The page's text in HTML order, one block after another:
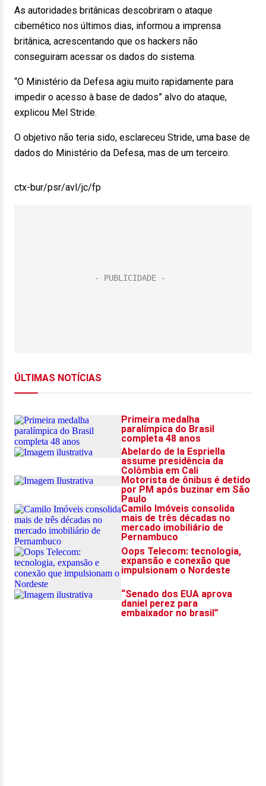
As autoridades britânicas descobriram o ataque
cibernético nos últimos dias, informou a imprensa
britânica, acrescentando que os hackers não
conseguiram acessar os dados do sistema.
“O Ministério da Defesa agiu muito rapidamente para
impedir o acesso à base de dados” alvo do ataque,
explicou Mel Stride.
O objetivo não teria sido, esclareceu Stride, uma base de
dados do Ministério da Defesa, mas de um terceiro.
ctx-bur/psr/avl/jc/fp